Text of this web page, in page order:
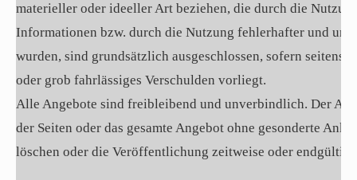
materieller oder ideeller Art beziehen, die durch die
Informationen bzw. durch die Nutzung fehlerhafter und
wurden, sind grundsätzlich ausgeschlossen, sofern seitens
oder grob fahrlässiges Verschulden vorliegt.
Alle Angebote sind freibleibend und unverbindlich. Der
der Seiten oder das gesamte Angebot ohne gesonderte
löschen oder die Veröffentlichung zeitweise oder endgültig